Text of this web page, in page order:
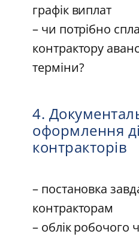
графік виплат
– чи потрібно
контрактору
терміни?
4.
оформлення
контракторів
– постановка
контракторам
– облік робочого